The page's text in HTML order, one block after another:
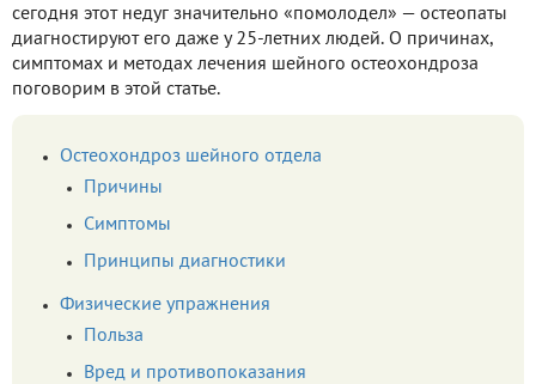
сегодня этот недуг значительно «помолодел» — остеопаты
диагностируют его даже у 25-летних людей. О причинах,
симптомах и методах лечения шейного остеохондроза
поговорим в этой статье.
Остеохондроз шейного отдела
Причины
Симптомы
Принципы диагностики
Физические упражнения
Польза
Вред и противопоказания